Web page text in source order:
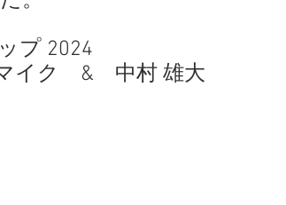
プ 2024
ク    &    中村 雄大